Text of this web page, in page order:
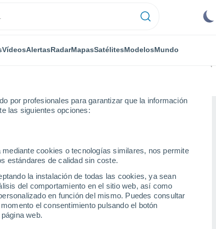
por profesionales para garantizar que la información
las siguientes opciones:
cookies o tecnologías similares, nos permite
estándares de calidad sin coste.
la instalación de todas las cookies, ya sean
del comportamiento en el sitio web, así como
en función del mismo. Puedes consultar
el consentimiento pulsando el botón
web.
VídeosAlertasRadarMapasSatélitesModelosMundo
podría proteger
un nuevo